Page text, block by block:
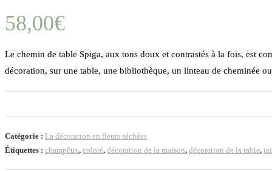
58,00€
Le chemin de table Spiga, aux tons doux et contrastés à la fois, est
décoration, sur une table, une bibliothèque, un linteau de cheminée
Catégorie : La décoration en fleurs séchées
Étiquettes : champêtre, coloré, décoration de la maison, décoration de la table,